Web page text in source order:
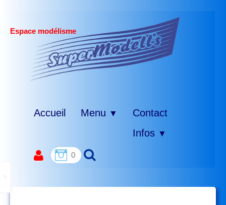
Espace modélisme
Accueil Menu ▼
Contact
Infos ▼
0